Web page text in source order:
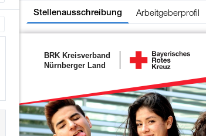
Stellenausschreibung Arbeitgeberprofil